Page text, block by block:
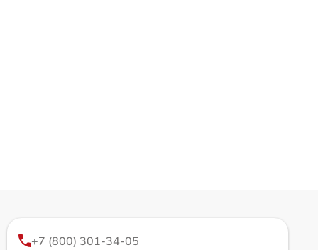
+7 (800) 301-34-05